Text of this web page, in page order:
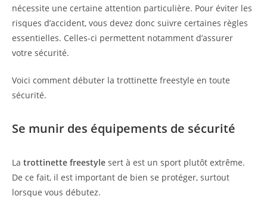
nécessite une certaine attention particulière. Pour éviter les
risques d’accident, vous devez donc suivre certaines règles
essentielles. Celles-ci permettent notamment d’assurer
votre sécurité.
Voici comment débuter la trottinette freestyle en toute
sécurité.
Se munir des équipements de sécurité
La trottinette freestyle sert à est un sport plutôt extrême.
De ce fait, il est important de bien se protéger, surtout
lorsque vous débutez.